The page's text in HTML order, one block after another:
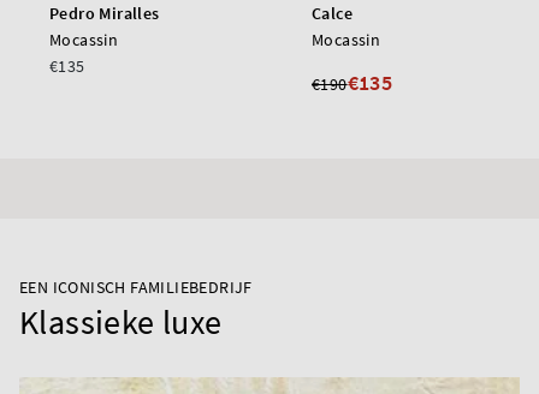
Pedro Miralles
Mocassin
€135
Calce
Mocassin
€190€135
EEN ICONISCH FAMILIEBEDRIJF
Klassieke luxe